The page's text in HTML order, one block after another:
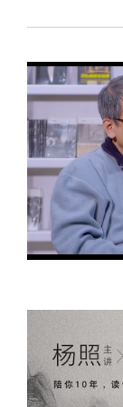
《故事照亮未